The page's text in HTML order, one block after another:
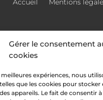
Gérer le consentement
cookies
expériences, nous
que les cookies pour stocker
appareils. Le fait de consentir
Accueil Mentions
RÉALISATION